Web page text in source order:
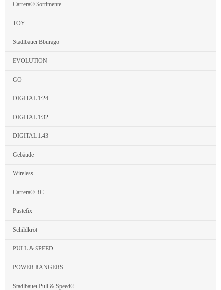
Carrera® Sortimente
TOY
Stadlbauer Bburago
EVOLUTION
GO
DIGITAL 1:24
DIGITAL 1:32
DIGITAL 1:43
Gebäude
Wireless
Carrera® RC
Pustefix
Schildkröt
PULL & SPEED
POWER RANGERS
Stadlbauer Pull & Speed®